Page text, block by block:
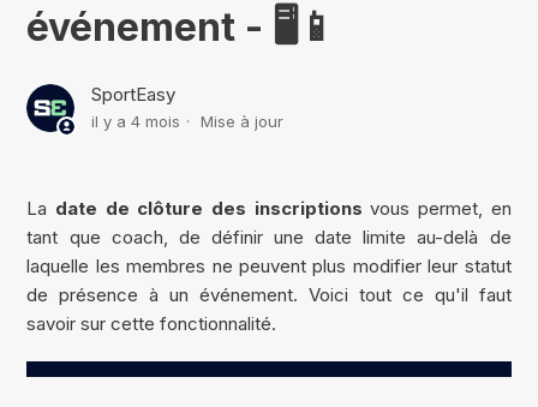
événement - 🖥️📱
SportEasy
il y a 4 mois Mise à jour
La date de clôture des inscriptions vous permet, en
tant que coach, de définir une date limite au-delà de
laquelle les membres ne peuvent plus modifier leur statut
de présence à un événement. Voici tout ce qu'il faut
savoir sur cette fonctionnalité.